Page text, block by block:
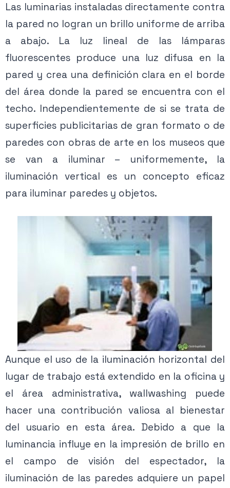
Las luminarias instaladas directamente contra
la pared no logran un brillo uniforme de arriba
a abajo. La luz lineal de las lámparas
fluorescentes produce una luz difusa en la
pared y crea una definición clara en el borde
del área donde la pared se encuentra con el
techo. Independientemente de si se trata de
superficies publicitarias de gran formato o de
paredes con obras de arte en los museos que
se van a iluminar – uniformemente, la
iluminación vertical es un concepto eficaz
para iluminar paredes y objetos.
Aunque el uso de la iluminación horizontal del
lugar de trabajo está extendido en la oficina y
el área administrativa, wallwashing puede
hacer una contribución valiosa al bienestar
del usuario en esta área. Debido a que la
luminancia influye en la impresión de brillo en
el campo de visión del espectador, la
iluminación de las paredes adquiere un papel